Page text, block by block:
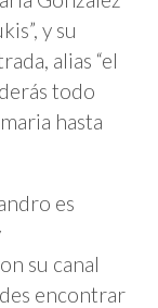
y su
alias “el
todo
hasta
es
su canal
encontrar